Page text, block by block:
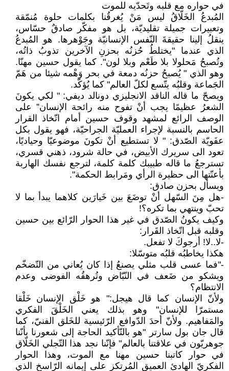
في حواره مع قلبه وتَحدّيه للموت
المُبدعُ الخَلّاقُ ليس مَنْ يُغرقُنا بكلمات حلوة مُنمّقة
وتعبيرات جميلة تقليديّة، بل هو مفكّر صادقٌ حسّاس،
ينقلُ إلينا حقيقةَ النّفس الإنسانيّة وجَوْهرها. هو المُبدعُ
الذي عندما "يختلطُ حُزنُه بحزنِ الآخرين تذوبُ ذاتُه،
وتُصبحُ مَحلولا بلا طَعْم وبلا لون". كما يقول حسين مهنّا.
وهو الذي " يُصبحُ حزنُه دمعة في بحر وَهْمه شيئا من هَمّ
الجَماعة وقلبُه يتّسع لكلّ العالم" كما يُؤكّد.
ويصحّ ما قاله الناقد الانجليزي دونالد ديفي: " لكي يكونَ
الشعرُ عظيمًا يجب أنْ تفوح منه رائحة الإنسان” على
الوصف الرائع لمشهد وقوف حسين أمام اتّخاذ القرار
الحاسم بالنسبة لإجراء العمليّة الجراحيّة، فهو يقول بكل
عفَويّة الصّدق: " لا تستطيع أنْ تكونَ موضوعيّا وحياديًا،
تعود الى سريرك الأبيض، في حالة شرود، ذهني قسري،
تسترجعُ ما قاله طبيبك كلمة كلمة، لترجع نفسك الهاربة
بأعنّتها الى حظيرة الرأي ومَرابط الحكمة".
ويسأل بحزن صادق:
-هل مِنَ السّهل أنْ توضَعَ بين خَيارَين كلاهما يبدأ بما لا
تحبّ وينتهي بما تكره؟!
وكيف يكونُ الصّدق في غير هذا الحوار الرّائع بين حسين
وقلبه قبل اتّخاذ القَرار:
-لا..لا! أرجوكَ لا تفعل.
هكذا يخاطبُه قلبُه متوسّلا:
-"فما عسى قلب مثلي يصنعُ إذا كان يُعاني من التّضخّم
ويشكو من ضَعف في النّبّاض وتُرهقُه الفوضى وعدم
الانتظام؟
ولأنّ الإنسان كما قال هيجل:" هو خَلْق الإنسان خَلْقا
مستمرّا للإنسان" وهو بذلك يعني الخَلْقَ الفكري
والمَفاهيم. ولأنّ أحدَ الدّوافع الرّئيسية للخَلق الفنيّ، كما
قال جان بول سارتر "هو بالتّأكيد الحاجة إلى شعورنا بأنّنا
جوهريّون في علاقتنا بالعالم" فإنّنا نجد هذا التّجلي الخَلّاق
في حوار كاتبنا حسين مهنا مع الموت، وهذا الحوار
الفكريّ الهادئ العميق المُرتكز على إيمانه الرّاسخ الذي